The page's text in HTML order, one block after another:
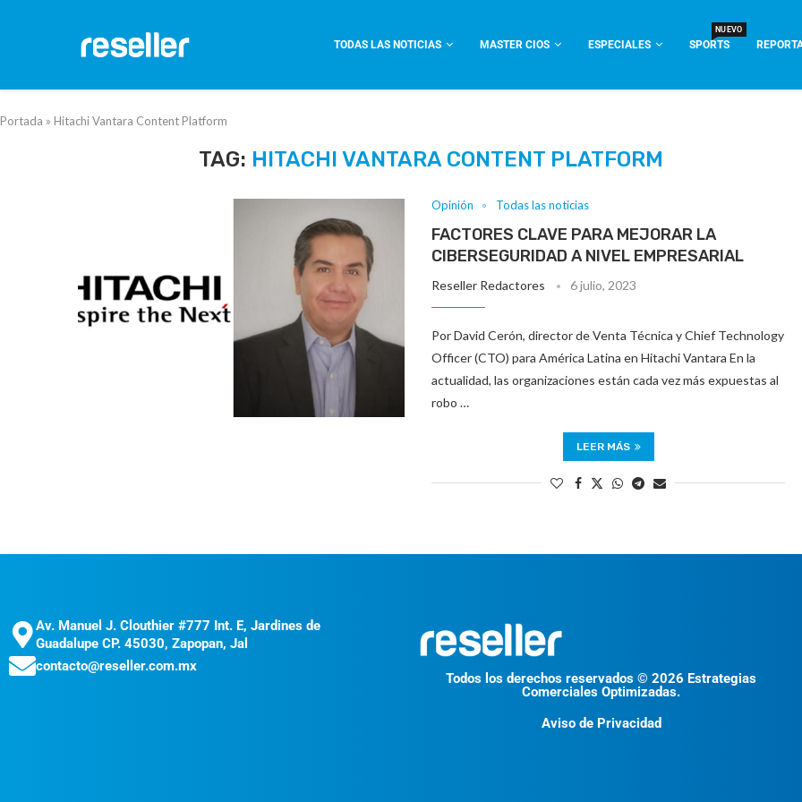
TODAS LAS NOTICIAS MASTER CIOS ESPECIALES SPORTS
NUEVO
Portada » Hitachi Vantara Content Platform
TAG: HITACHI VANTARA CONTENT PLATFORM
Opinión Todas las noticias
FACTORES CLAVE PARA MEJORAR LA
CIBERSEGURIDAD A NIVEL EMPRESARIAL
Reseller Redactores 6 julio, 2023
Por David Cerón, director de Venta Técnica y Chief Technology
Officer (CTO) para América Latina en Hitachi Vantara En la
actualidad, las organizaciones están cada vez más expuestas al
robo …
LEER MÁS
Av. Manuel J. Clouthier #777 Int. E, Jardines de
Guadalupe CP. 45030, Zapopan, Jal
contacto@reseller.com.mx
Todos los derechos reservados © 2026 Estrategias
Comerciales Optimizadas.
Aviso de Privacidad